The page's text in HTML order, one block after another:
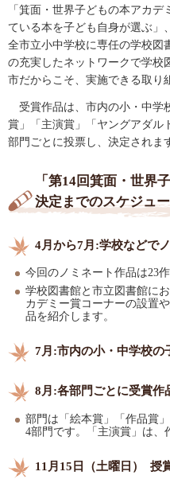
「箕面・世界子どもの本アカ
ている本を子ども自身が選ぶ」
全市立小中学校に専任の学校図
の充実したネットワークで学校
市だからこそ、実施できる取
受賞作品は、市内の小・中学
賞」「主演賞」「ヤングアダル
部門ごとに投票し、決定されま
「第14回箕面・世界
決定までのスケジュ
4月から7月:学校などで
今回のノミネート作品は23
学校図書館と市立図書館に
カデミー賞コーナーの設置
品を紹介します。
7月:市内の小・中学校の
8月:各部門ごとに受賞作
部門は「絵本賞」「作品賞
4部門です。「主演賞」は、
11月15日（土曜日） 授